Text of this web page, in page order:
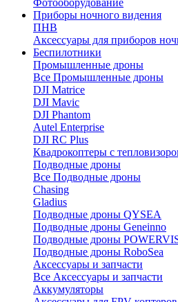
Фотооборудование
Приборы ночного видения
ПНВ
Аксессуары для приборов
Беспилотники
Промышленные дроны
Все Промышленные дроны
DJI Matrice
DJI Mavic
DJI Phantom
Autel Enterprise
DJI RC Plus
Квадрокоптеры с
Подводные дроны
Все Подводные дроны
Chasing
Gladius
Подводные дроны QYSEA
Подводные дроны Geneinno
Подводные дроны
Подводные дроны RoboSea
Аксессуары и запчасти
Все Аксессуары и запчасти
Аккумуляторы